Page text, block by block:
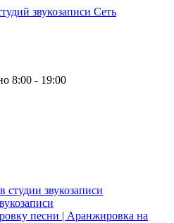
Сеть
8:00 - 19:00
студии звукозаписи
песни | Аранжировка на